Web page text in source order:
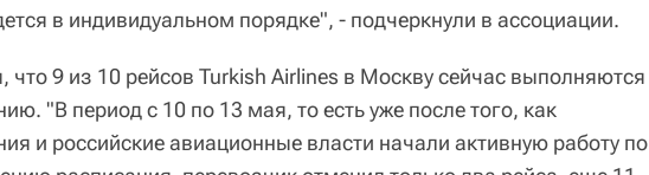
в индивидуальном порядке", - подчеркнули в ассоциации.
что 9 из 10 рейсов Turkish Airlines в Москву сейчас выполняются
"В период с 10 по 13 мая, то есть уже после того, как
и российские авиационные власти начали активную работу по